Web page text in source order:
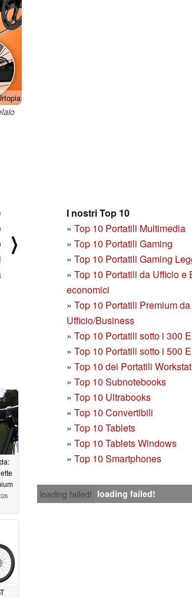
I nostri Top 10
» Top 10 Portatili Multimedia
» Top 10 Portatili Gaming
» Top 10 Portatili Gaming
» Top 10 Portatili da Ufficio e
economici
» Top 10 Portatili Premium da
Ufficio/Business
» Top 10 Portatili sotto i 300
» Top 10 Portatili sotto i 500
» Top 10 dei Portatili
» Top 10 Subnotebooks
» Top 10 Ultrabooks
» Top 10 Convertibili
» Top 10 Tablets
» Top 10 Tablets Windows
» Top 10 Smartphones
⟩
loading failed! loading failed!